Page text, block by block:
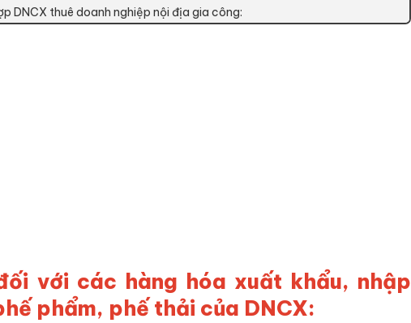
DNCX thuê doanh nghiệp nội địa gia công:
với các hàng hóa xuất khẩu, nhập
phẩm, phế thải của DNCX: